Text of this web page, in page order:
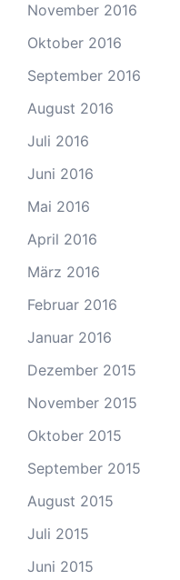
November 2016
Oktober 2016
September 2016
August 2016
Juli 2016
Juni 2016
Mai 2016
April 2016
März 2016
Februar 2016
Januar 2016
Dezember 2015
November 2015
Oktober 2015
September 2015
August 2015
Juli 2015
Juni 2015